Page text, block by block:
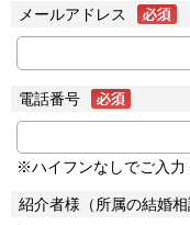
メールアドレス
電話番号
※ハイフンなしでご入力
紹介者様（所属の結婚相